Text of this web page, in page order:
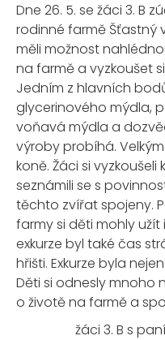
Dne 26. 5. se žáci 3. B
rodinné farmě Šťastný
měli možnost
na farmě a vyzkoušet
Jedním z hlavních
glycerinového mýdla,
voňavá mýdla a
výroby probíhá.
koně. Žáci si
seznámili se s
těchto zvířat spojeny.
farmy si děti mohly
exkurze byl také čas
hřišti. Exkurze byla
Děti si odnesly mnoho
o životě na farmě a
žáci 3. B s